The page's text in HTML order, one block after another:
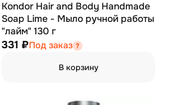
Kondor Hair and Body Handmade
Soap Lime - Мыло ручной работы
"лайм" 130 г
331 ₽Под заказ
В корзину